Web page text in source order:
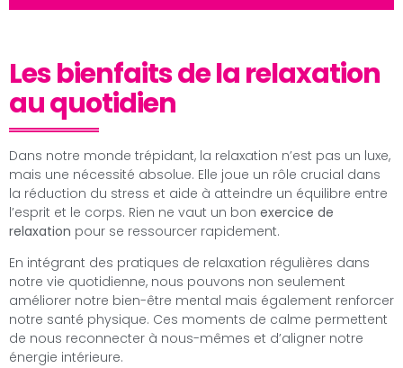
Les bienfaits de la relaxation
au quotidien
Dans notre monde trépidant, la relaxation n’est pas un luxe,
mais une nécessité absolue. Elle joue un rôle crucial dans
la réduction du stress et aide à atteindre un équilibre entre
l’esprit et le corps. Rien ne vaut un bon exercice de
relaxation pour se ressourcer rapidement.
En intégrant des pratiques de relaxation régulières dans
notre vie quotidienne, nous pouvons non seulement
améliorer notre bien-être mental mais également renforcer
notre santé physique. Ces moments de calme permettent
de nous reconnecter à nous-mêmes et d’aligner notre
énergie intérieure.